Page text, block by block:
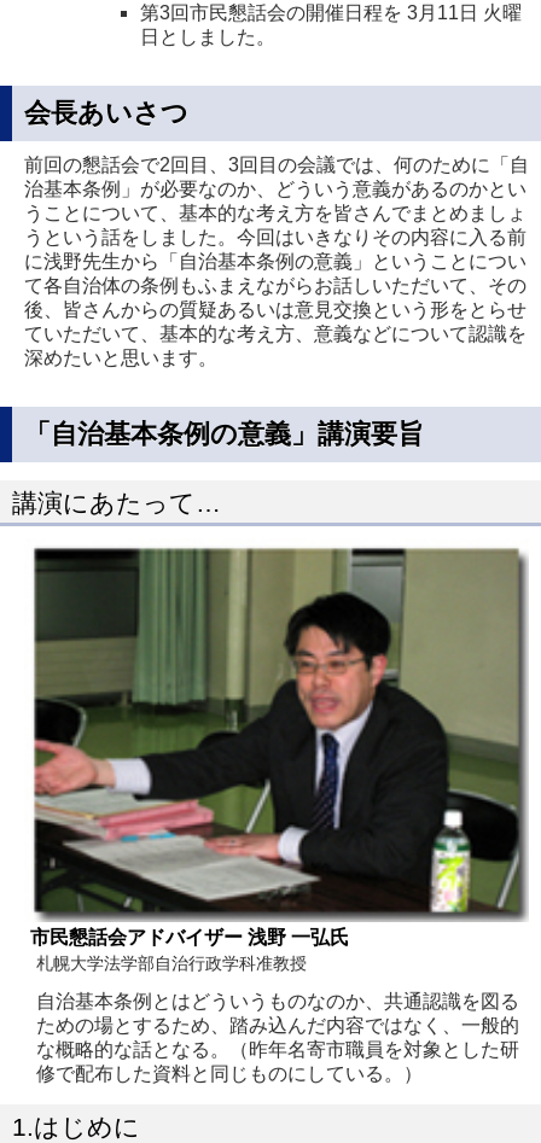
第3回市民懇話会の開催日程を 3月11日 火曜
日としました。
会長あいさつ
前回の懇話会で2回目、3回目の会議では、何のために「自
治基本条例」が必要なのか、どういう意義があるのかとい
うことについて、基本的な考え方を皆さんでまとめましょ
うという話をしました。今回はいきなりその内容に入る前
に浅野先生から「自治基本条例の意義」ということについ
て各自治体の条例もふまえながらお話しいただいて、その
後、皆さんからの質疑あるいは意見交換という形をとらせ
ていただいて、基本的な考え方、意義などについて認識を
深めたいと思います。
「自治基本条例の意義」講演要旨
講演にあたって…
市民懇話会アドバイザー 浅野 一弘氏
札幌大学法学部自治行政学科准教授
自治基本条例とはどういうものなのか、共通認識を図る
ための場とするため、踏み込んだ内容ではなく、一般的
な概略的な話となる。（昨年名寄市職員を対象とした研
修で配布した資料と同じものにしている。）
1.はじめに